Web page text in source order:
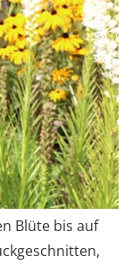
Blüte bis auf